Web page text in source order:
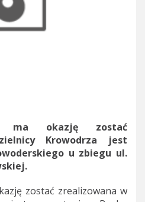
ma okazję zostać
Krowodrza jest
u zbiegu ul.
zostać zrealizowana w